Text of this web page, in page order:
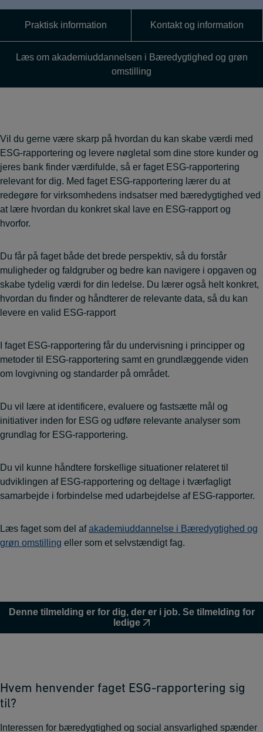
Praktisk information Kontakt og information
Læs om akademiuddannelsen i Bæredygtighed og grøn
omstilling
Vil du gerne være skarp på hvordan du kan skabe værdi med
ESG-rapportering og levere nøgletal som dine store kunder og
jeres bank finder værdifulde, så er faget ESG-rapportering
relevant for dig. Med faget ESG-rapportering lærer du at
redegøre for virksomhedens indsatser med bæredygtighed ved
at lære hvordan du konkret skal lave en ESG-rapport og
hvorfor.
Du får på faget både det brede perspektiv, så du forstår
muligheder og faldgruber og bedre kan navigere i opgaven og
skabe tydelig værdi for din ledelse. Du lærer også helt konkret,
hvordan du finder og håndterer de relevante data, så du kan
levere en valid ESG-rapport
I faget ESG-rapportering får du undervisning i principper og
metoder til ESG-rapportering samt en grundlæggende viden
om lovgivning og standarder på området.
Du vil lære at identificere, evaluere og fastsætte mål og
initiativer inden for ESG og udføre relevante analyser som
grundlag for ESG-rapportering.
Du vil kunne håndtere forskellige situationer relateret til
udviklingen af ESG-rapportering og deltage i tværfagligt
samarbejde i forbindelse med udarbejdelse af ESG-rapporter.
Læs faget som del afakademiuddannelse i Bæredygtighed og
grøn omstilling eller som et selvstændigt fag.
Denne tilmelding er for dig, der er i job. Se tilmelding for
ledige
Hvem henvender faget ESG-rapportering sig
til?
Interessen for bæredygtighed og social ansvarlighed spænder